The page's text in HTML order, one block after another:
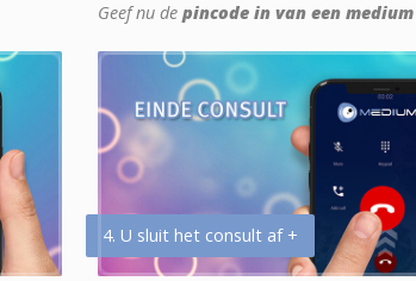
Geef nu de pincode in van een medium
4. U sluit het consult af +